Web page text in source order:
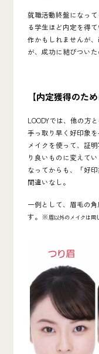
就職活動終盤になっ
る学生ほど内定を得
作かもしれませんが
が、成功に結びついた
【内定獲得のた
LOODYでは、他の方
手っ取り早く好印象
メイクを使って、 証
り良いものに変えてい
なってからも、「好
間違いなし。
一例として、眉毛の
す。※眉以外のメイクは同